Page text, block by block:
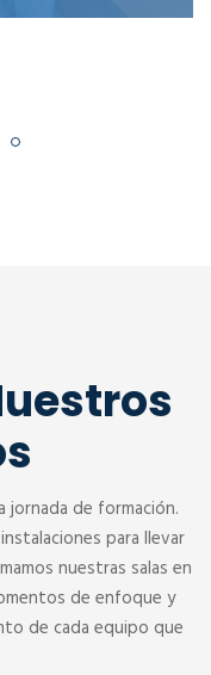
para 40
garantiza
de formación.
para llevar
nuestras salas en
de enfoque y
de cada equipo que